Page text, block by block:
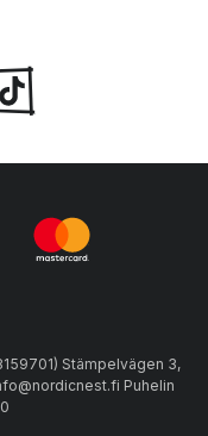
Stämpelvägen 3,
Puhelin